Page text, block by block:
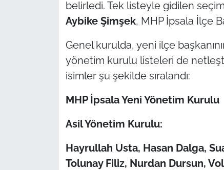
belirledi. Tek listeyle gidilen
Aybike Şimşek, MHP İpsala İlçe
Genel kurulda, yeni ilçe
yönetim kurulu listeleri de
isimler şu şekilde sıralandı:
MHP İpsala Yeni Yönetim Kurulu
Asil Yönetim Kurulu:
Hayrullah Usta, Hasan Dalga,
Tolunay Filiz, Nurdan Dursun,
Dış Haberler
Bilim Teknoloji
English News